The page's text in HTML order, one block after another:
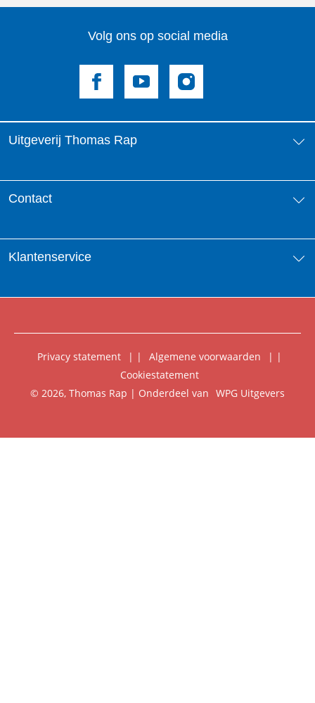
Volg ons op social media
Uitgeverij Thomas Rap
Vacatures
Nieuwsbrief
Contact
Foreign Rights
Klantenservice
Privacy statement | Algemene voorwaarden
|
Cookiestatement
© 2026, Thomas Rap | Onderdeel van WPG Uitgevers